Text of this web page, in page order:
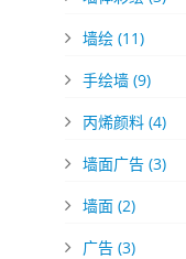
墙绘(11)
手绘墙(9)
丙烯颜料(4)
墙面广告(3)
墙面(2)
广告(3)